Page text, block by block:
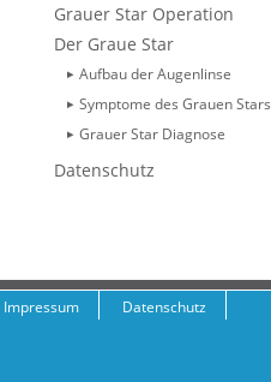
Grauer Star Operation
Der Graue Star
Aufbau der Augenlinse
Symptome des Grauen Stars
Grauer Star Diagnose
Datenschutz
Impressum Datenschutz